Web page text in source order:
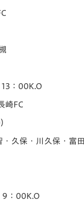
13：00K.O
崎FC
久保・川久保・富田
9：00K.O